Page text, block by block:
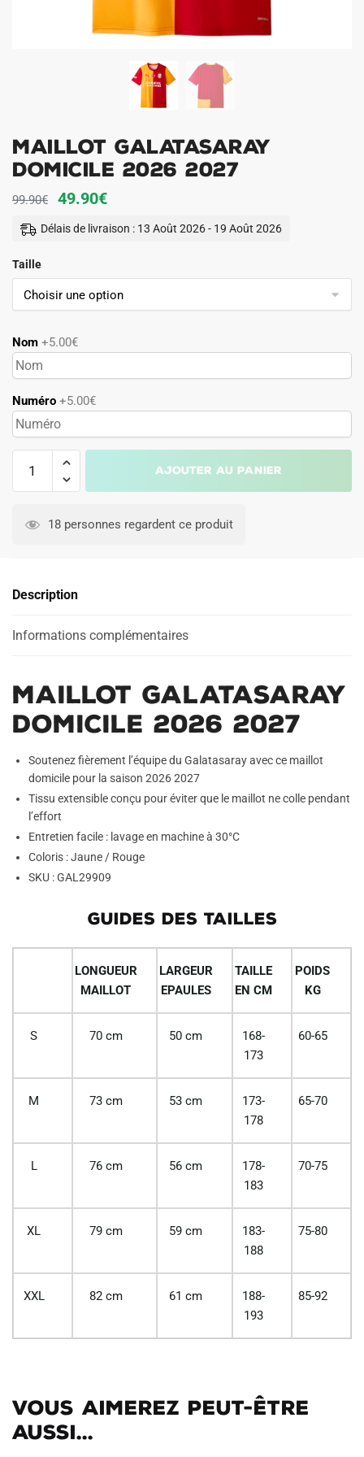
Maillot Galatasaray
Domicile 2026 2027
99.90€
Le
prix
99.90€.
49.90€Le
prix
49.90€.
Délais de livraison : 13 Août 2026 - 19 Août 2026
Taille
Nom +5.00€
Numéro +5.00€
Galatasaray
Ajouter au panier
n
t
e
:
18 personnes regardent ce produit
Description
Informations complémentaires
Maillot Galatasaray
Domicile 2026 2027
Soutenez fièrement l’équipe du Galatasaray avec ce maillot
domicile pour la saison 2026 2027
Tissu extensible conçu pour éviter que le maillot ne colle pendant
l’effort
Entretien facile : lavage en machine à 30°C
Coloris : Jaune / Rouge
SKU : GAL29909
GUIDES DES TAILLES
LONGUEUR
MAILLOT
LARGEUR
EPAULES
TAILLE
EN CM
POIDS
KG
S 70 cm 50 cm
168-
173
60-65
M 73 cm 53 cm
173-
178
65-70
L 76 cm 56 cm
178-
183
70-75
XL 79 cm 59 cm
183-
188
75-80
XXL 82 cm 61 cm
188-
193
85-92
Vous aimerez peut-être
aussi...